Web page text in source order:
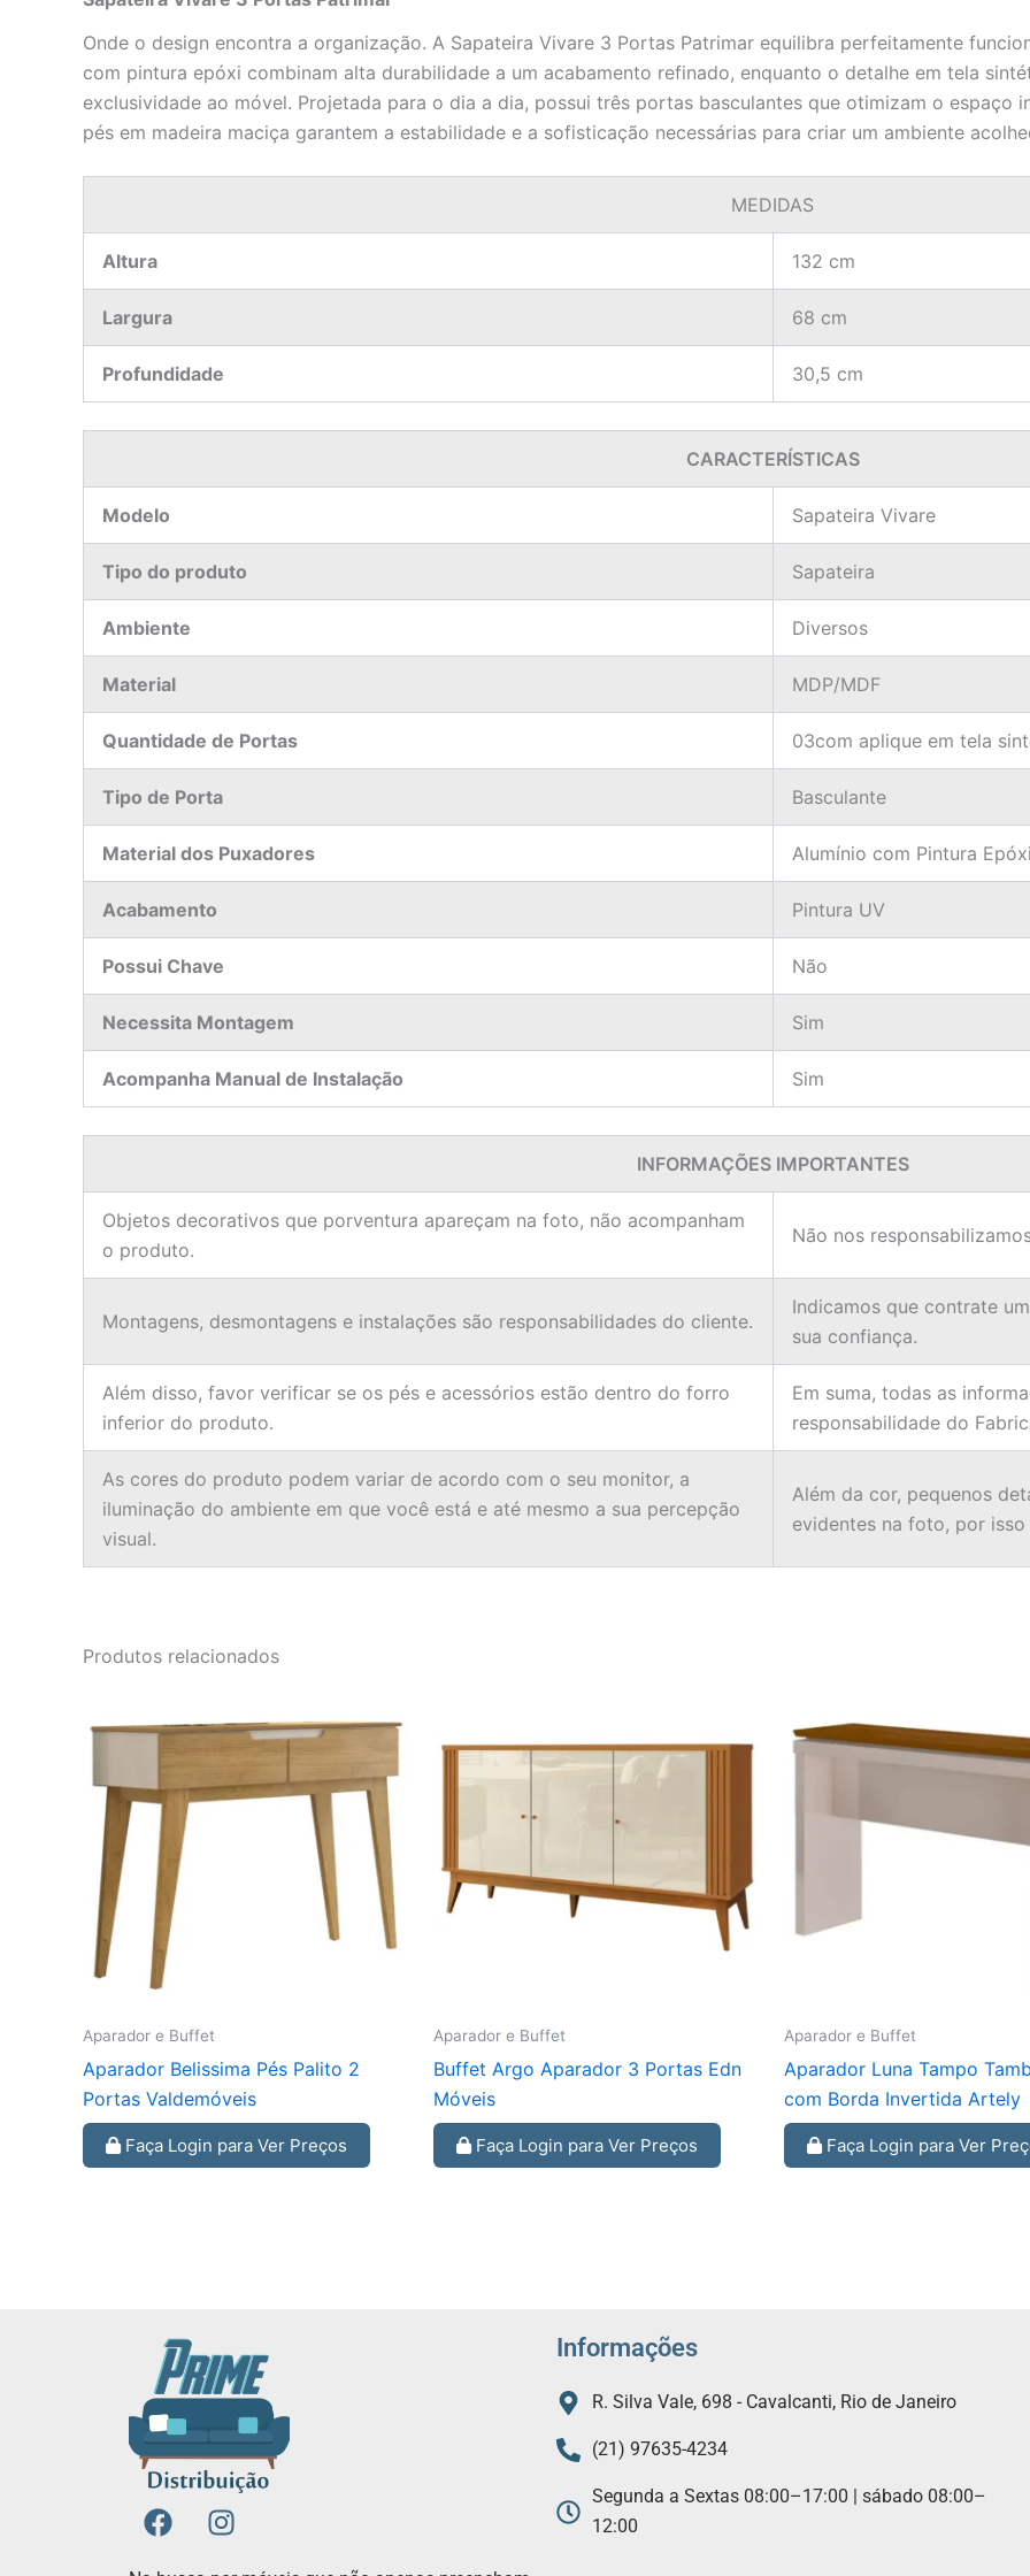
Onde o design encontra a organização. A Sapateira Vivare 3 Portas Patrimar equilibra perfeitamente
com pintura epóxi combinam alta durabilidade a um acabamento refinado, enquanto o detalhe em tela
exclusividade ao móvel. Projetada para o dia a dia, possui três portas basculantes que otimizam o espaço
pés em madeira maciça garantem a estabilidade e a sofisticação necessárias para criar um ambiente
MEDIDAS
Altura 132 cm
Largura 68 cm
Profundidade 30,5 cm
CARACTERÍSTICAS
Modelo Sapateira Vivare
Tipo do produto Sapateira
Ambiente Diversos
Material MDP/MDF
Quantidade de Portas 03com aplique em tela
Tipo de Porta Basculante
Material dos Puxadores Alumínio com Pintura Epóxi
Acabamento Pintura UV
Possui Chave Não
Necessita Montagem Sim
Acompanha Manual de Instalação Sim
INFORMAÇÕES IMPORTANTES
Objetos decorativos que porventura apareçam na foto, não acompanham
o produto.
Não nos
Montagens, desmontagens e instalações são responsabilidades do cliente.
Indicamos que contrate
sua confiança.
Além disso, favor verificar se os pés e acessórios estão dentro do forro
inferior do produto.
Em suma, todas as
responsabilidade do
As cores do produto podem variar de acordo com o seu monitor, a
iluminação do ambiente em que você está e até mesmo a sua percepção
visual.
Além da cor, pequenos
evidentes na foto, por
Produtos relacionados
Aparador e Buffet
Aparador Belissima Pés Palito 2
Portas Valdemóveis
Faça Login para Ver Preços
Aparador e Buffet
Buffet Argo Aparador 3 Portas Edn
Móveis
Faça Login para Ver Preços
Aparador e Buffet
Aparador Luna Tampo
com Borda Invertida Artely
Faça Login para Ver
F
a
c
I
n
Informações
R. Silva Vale, 698 - Cavalcanti, Rio de Janeiro
(21) 97635-4234
Segunda a Sextas 08:00–17:00 | sábado 08:00–
12:00